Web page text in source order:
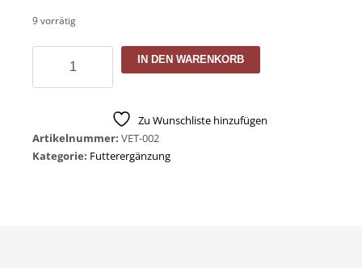
9 vorrätig
löslicher
IN DEN WARENKORB
Zu Wunschliste hinzufügen
Artikelnummer: VET-002
Kategorie: Futterergänzung